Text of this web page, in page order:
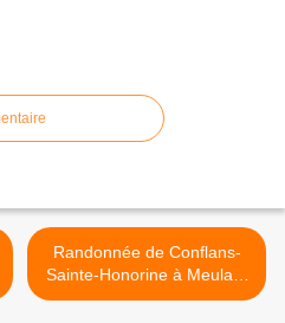
Randonnée de Conflans-
Sainte-Honorine à Meulan-
sur-Seine - 19 km. >